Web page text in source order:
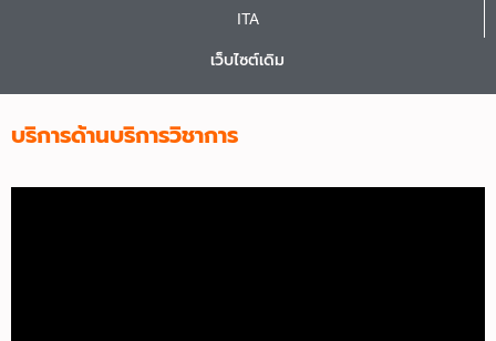
ITA
เว็บไซต์เดิม
บริการด้านบริการวิชาการ